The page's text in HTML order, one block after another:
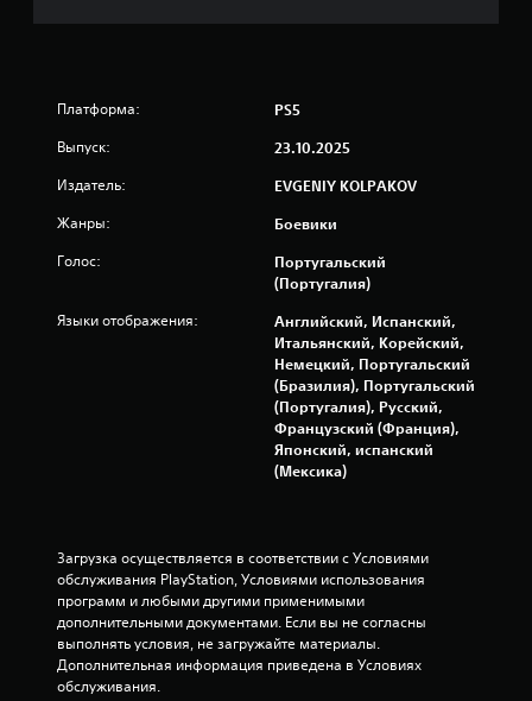
о
и
и
1
4
Платформа: PS5
Выпуск: 23.10.2025
Издатель: EVGENIY KOLPAKOV
Жанры: Боевики
Голос:
Португальский
(Португалия)
Языки отображения:
Английский, Испанский,
Итальянский, Корейский,
Немецкий, Португальский
(Бразилия), Португальский
(Португалия), Русский,
Французский (Франция),
Японский, испанский
(Мексика)
Загрузка осуществляется в соответствии с Условиями
обслуживания PlayStation, Условиями использования
программ и любыми другими применимыми
дополнительными документами. Если вы не согласны
выполнять условия, не загружайте материалы.
Дополнительная информация приведена в Условиях
обслуживания.